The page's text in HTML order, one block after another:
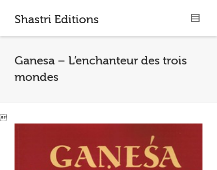
I'm looking for product
Show me thecolouritems.
Shastri Editions
Ganesa – L’enchanteur des trois
mondes
